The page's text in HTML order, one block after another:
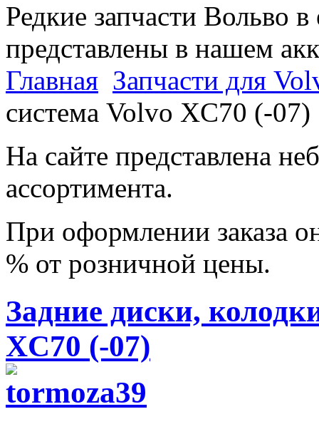
Редкие запчасти Вольво
представлены в нашем
Главная Запчасти для
система Volvo XC70 (-07)
На сайте представлена
ассортимента.
При оформлении заказа
% от розничной цены.
Задние диски,
XC70 (-07)